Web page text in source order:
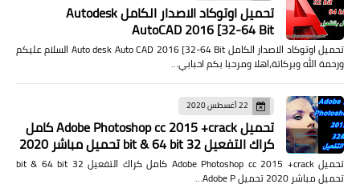
تحميل اوتوكاد الاصدار الكامل Autodesk
AutoCAD 2016 [32-64 Bit
تحميل اوتوكاد الاصدار الكامل Auto desk Auto CAD 2016 [32-64 Bit السلام عليكم
ورحمة الله وبركاتة،اهلا ومرحبا بكم احبابي…
22 أغسطس 2020
تحميل Adobe Photoshop cc 2015 +crack كامل
كراك التفعيل 32 bit & 64 bit تحميل مباشر 2020
تحميل Adobe Photoshop cc 2015 +crack كامل كراك التفعيل 32 bit & 64 bit
تحميل مباشر 2020 تحميل Adobe P…